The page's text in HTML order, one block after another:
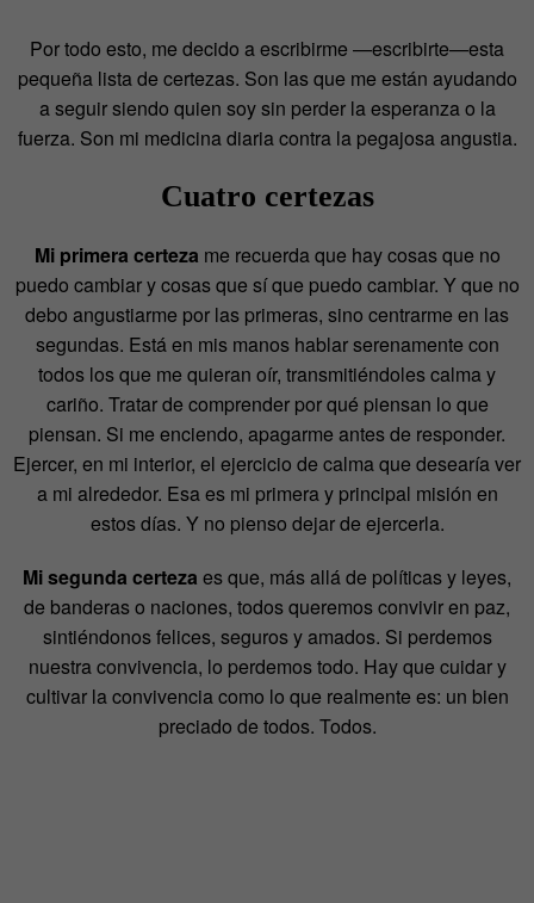
Por todo esto, me decido a escribirme —escribirte—esta
pequeña lista de certezas. Son las que me están ayudando
a seguir siendo quien soy sin perder la esperanza o la
fuerza. Son mi medicina diaria contra la pegajosa angustia.
Cuatro certezas
Mi primera certeza me recuerda que hay cosas que no
puedo cambiar y cosas que sí que puedo cambiar. Y que no
debo angustiarme por las primeras, sino centrarme en las
segundas. Está en mis manos hablar serenamente con
todos los que me quieran oír, transmitiéndoles calma y
cariño. Tratar de comprender por qué piensan lo que
piensan. Si me enciendo, apagarme antes de responder.
Ejercer, en mi interior, el ejercicio de calma que desearía ver
a mi alrededor. Esa es mi primera y principal misión en
estos días. Y no pienso dejar de ejercerla.
Mi segunda certeza es que, más allá de políticas y leyes,
de banderas o naciones, todos queremos convivir en paz,
sintiéndonos felices, seguros y amados. Si perdemos
nuestra convivencia, lo perdemos todo. Hay que cuidar y
cultivar la convivencia como lo que realmente es: un bien
preciado de todos. Todos.